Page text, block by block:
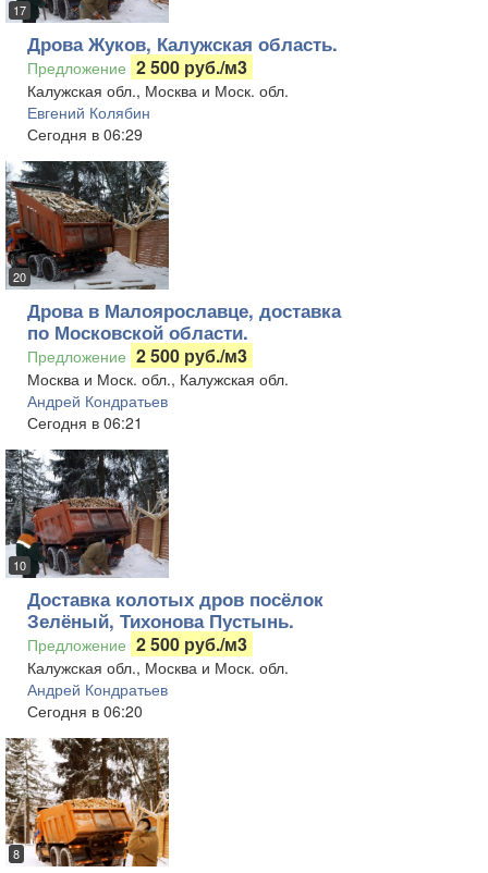
17
Дрова Жуков, Калужская область.
Предложение 2 500 руб./м3
Калужская обл., Москва и Моск. обл.
Евгений Колябин
Сегодня в 06:29
20
Дрова в Малоярославце, доставка
по Московской области.
Предложение 2 500 руб./м3
Москва и Моск. обл., Калужская обл.
Андрей Кондратьев
Сегодня в 06:21
10
Доставка колотых дров посёлок
Зелёный, Тихонова Пустынь.
Предложение 2 500 руб./м3
Калужская обл., Москва и Моск. обл.
Андрей Кондратьев
Сегодня в 06:20
8